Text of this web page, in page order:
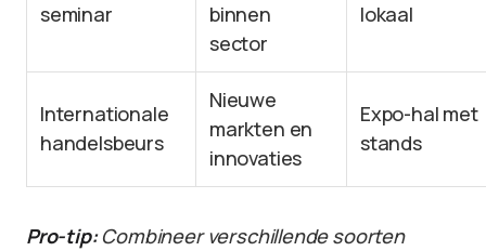
seminar
binnen
sector
lokaal
Internationale
handelsbeurs
Nieuwe
markten en
innovaties
Expo-hal met
stands
Pro-tip: Combineer verschillende soorten